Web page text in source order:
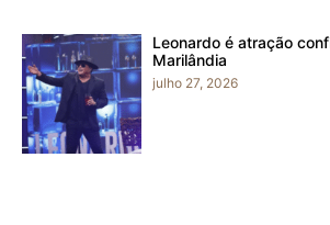
Leonardo é atração
Marilândia
julho 27, 2026